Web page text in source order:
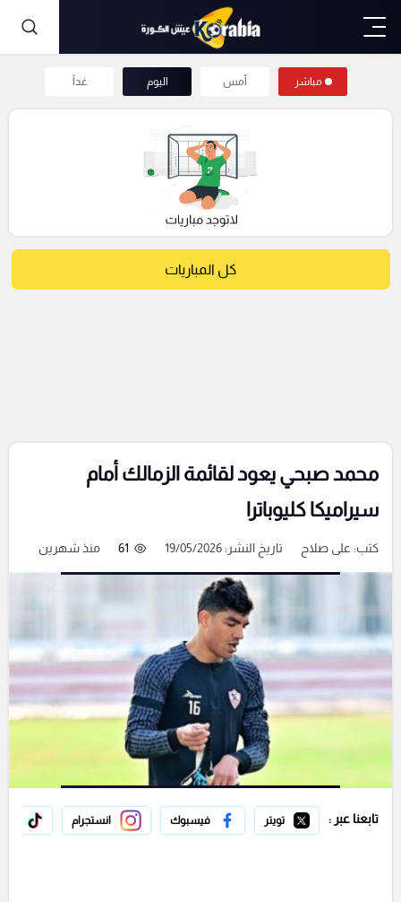
مباشر أمس اليوم غداً
كل المباريات
محمد صبحي يعود لقائمة الزمالك أمام
سيراميكا كليوباترا
كتب: على صلاح تاريخ النشر: 19/05/2026 61 منذ شهرين
تابعنا عبر : تويتر فيسبوك انستجرام